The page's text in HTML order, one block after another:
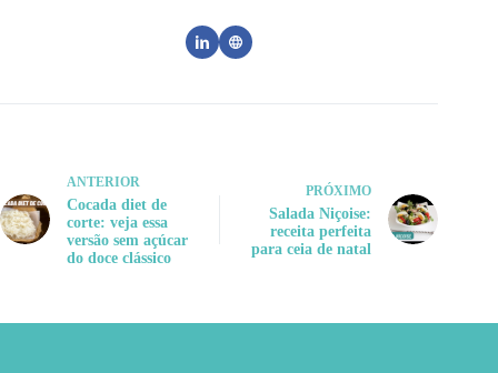
ANTERIOR
Cocada diet de
corte: veja essa
versão sem açúcar
do doce clássico
PRÓXIMO
Salada Niçoise:
receita perfeita
para ceia de natal